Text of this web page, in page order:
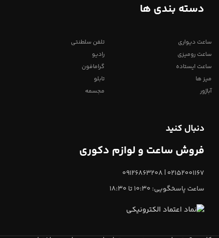
دسته بندی ها
ساعت دیواری
ساعت رومیزی
ساعت ایستاده
میز ها
آباژور
تلفن سلطنتی
رادیو
گرامافون
تابلو
مجسمه
دنبال کنید
فروش ساعت و لوازم دکوری
02152001167 | 09126863208
ساعت پاسخگویی: 10:30 تا 18:30